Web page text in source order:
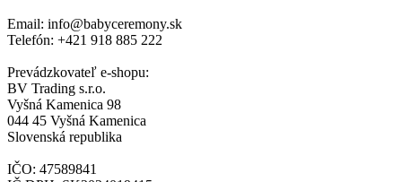
Email: info@babyceremony.sk
Telefón: +421 918 885 222
Prevádzkovateľ e-shopu:
BV Trading s.r.o.
Vyšná Kamenica 98
044 45 Vyšná Kamenica
Slovenská republika
IČO: 47589841